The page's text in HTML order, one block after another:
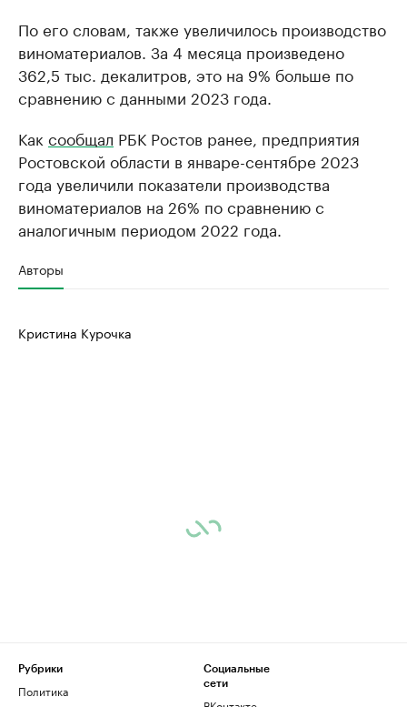
По его словам, также увеличилось производство
виноматериалов. За 4 месяца произведено
362,5 тыс. декалитров, это на 9% больше по
сравнению с данными 2023 года.
Как сообщал РБК Ростов ранее, предприятия
Ростовской области в январе-сентябре 2023
года увеличили показатели производства
виноматериалов на 26% по сравнению с
аналогичным периодом 2022 года.
Авторы
Кристина Курочка
Рубрики
Политика
Социальные
сети